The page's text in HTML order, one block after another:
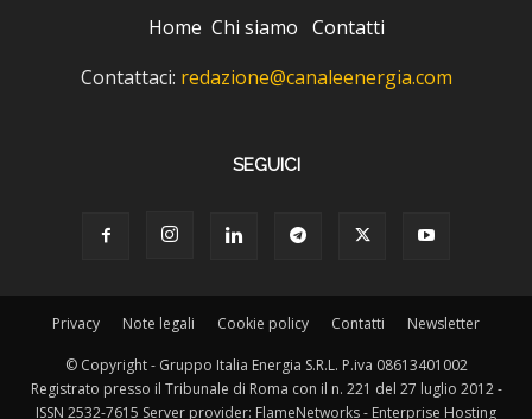
Home Chi siamo Contatti
Contattaci: redazione@canaleenergia.com
SEGUICI
Privacy Note legali Cookie policy Contatti Newsletter
© Copyright - Gruppo Italia Energia S.R.L. P.iva 08613401002
Registrato presso il Tribunale di Roma con il n. 221 del 27 luglio 2012 -
ISSN 2532-7615 Server provider: FlameNetworks - Enterprise Hosting